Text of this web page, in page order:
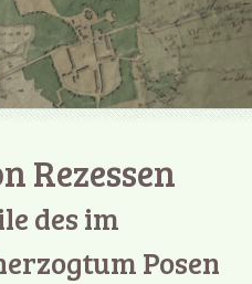
Rezessen
des im
Posen